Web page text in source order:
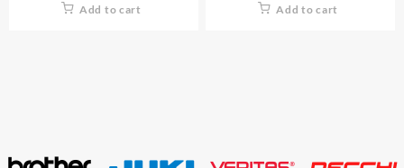
Add to cart Add to cart